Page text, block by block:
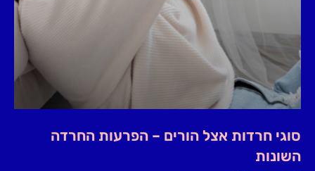
סוגי חרדות אצל הורים – הפרעות החרדה
השונות